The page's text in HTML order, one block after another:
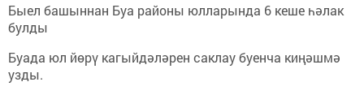
Быел башыннан Буа районы юлларында 6 кеше һәлак
булды
Буада юл йөрү кагыйдәләрен саклау буенча киңәшмә
узды.